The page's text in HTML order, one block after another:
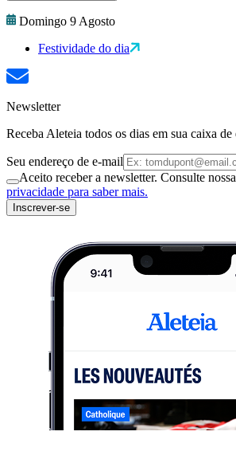
Domingo 9 Agosto
Festividade do dia
Newsletter
Receba Aleteia todos os dias em sua caixa de
Seu endereço de e-mail
Aceito receber a newsletter. Consulte nossa
privacidade para saber mais.
Inscrever-se